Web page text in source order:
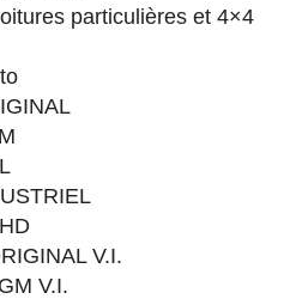
particulières et 4×4
V.I.
V.I.